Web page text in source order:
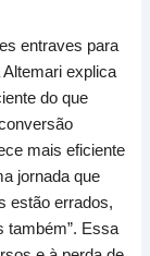
entraves para
explica
do que
mais eficiente
jornada que
estão errados,
também”. Essa